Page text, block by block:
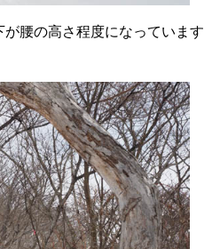
腰の高さ程度になっています